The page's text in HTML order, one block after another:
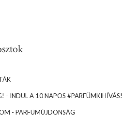
- INDUL A 10 NAPOS #PARFÜMKIHÍVÁS!
- PARFÜMÚJDONSÁG